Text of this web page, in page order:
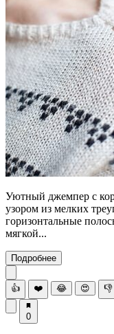
Уютный джемпер с
узором из мелких
горизонтальные
мягкой...
Подробнее
👍 ❤️ 😂 😍 👎
0